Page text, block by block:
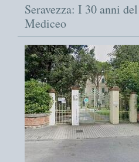
Seravezza: I 30 anni
Mediceo